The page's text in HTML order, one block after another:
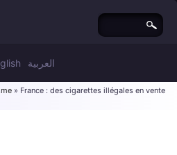
العربية
» France : des cigarettes illégales en vente